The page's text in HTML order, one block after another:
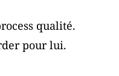
qualité.
pour lui.